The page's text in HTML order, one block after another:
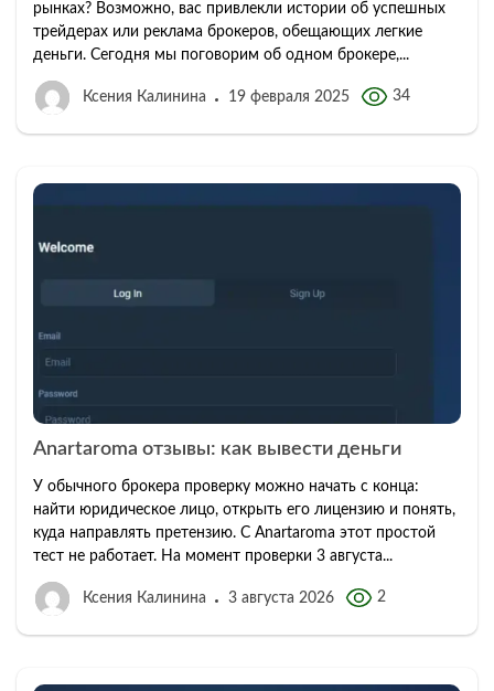
рынках? Возможно, вас привлекли истории об успешных
трейдерах или реклама брокеров, обещающих легкие
деньги. Сегодня мы поговорим об одном брокере,...
Ксения Калинина 19 февраля 2025 34
Anartaroma отзывы: как вывести деньги
У обычного брокера проверку можно начать с конца:
найти юридическое лицо, открыть его лицензию и понять,
куда направлять претензию. С Anartaroma этот простой
тест не работает. На момент проверки 3 августа...
Ксения Калинина 3 августа 2026 2